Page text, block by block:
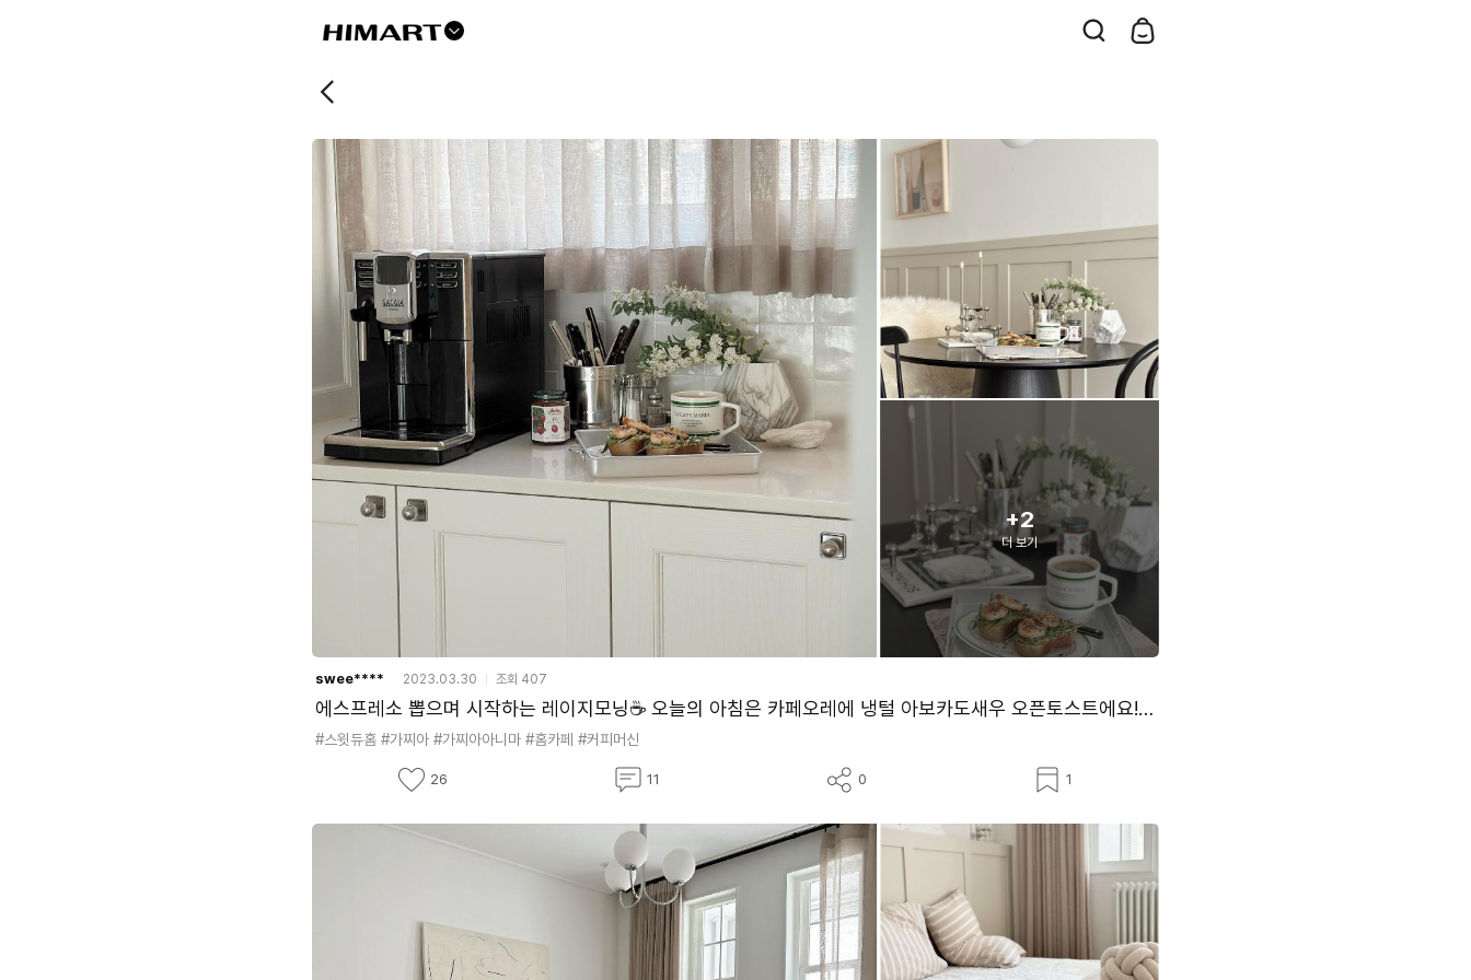
드
운
버
+2
더 보기
swee**** 2023.03.30 조회 407
에스프레소 뽑으며 시작하는 레이지모닝☕️ 오늘의 아침은 카페오레에 냉털 아보카도새우 오픈토스트에요! ...
#스윗듀홈 #가찌아 #가찌아아니마 #홈카페 #커피머신
좋
26
댓
11
공
기
0
스1